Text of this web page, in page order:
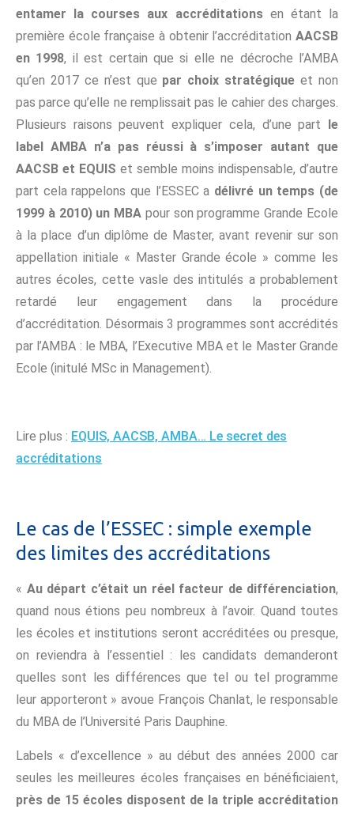
entamer la courses aux accréditationsen étant la
première école française à obtenir l’accréditation AACSB
en 1998, il est certain que si elle ne décroche l’AMBA
qu’en 2017 ce n’est que par choix stratégique et non
pas parce qu’elle ne remplissait pas le cahier des charges.
Plusieurs raisons peuvent expliquer cela, d’une part le
label AMBA n’a pas réussi à s’imposer autant que
AACSB et EQUIS et semble moins indispensable, d’autre
part cela rappelons que l’ESSEC a délivré un temps (de
1999 à 2010) un MBA pour son programme Grande Ecole
à la place d’un diplôme de Master, avant revenir sur son
appellation initiale « Master Grande école » comme les
autres écoles, cette vasle des intitulés a probablement
retardé leur engagement dans la procédure
d’accréditation. Désormais 3 programmes sont accrédités
par l’AMBA : le MBA, l’Executive MBA et le Master Grande
Ecole (initulé MSc in Management).
Lire plus : EQUIS, AACSB, AMBA… Le secret des
accréditations
Le cas de l’ESSEC : simple exemple
des limites des accréditations
« Au départ c’était un réel facteur de différenciation,
quand nous étions peu nombreux à l’avoir. Quand toutes
les écoles et institutions seront accréditées ou presque,
on reviendra à l’essentiel : les candidats demanderont
quelles sont les différences que tel ou tel programme
leur apporteront » avoue François Chanlat, le responsable
du MBA de l’Université Paris Dauphine.
Labels « d’excellence » au début des années 2000 car
seules les meilleures écoles françaises en bénéficiaient,
près de 15 écoles disposent de la triple accréditation